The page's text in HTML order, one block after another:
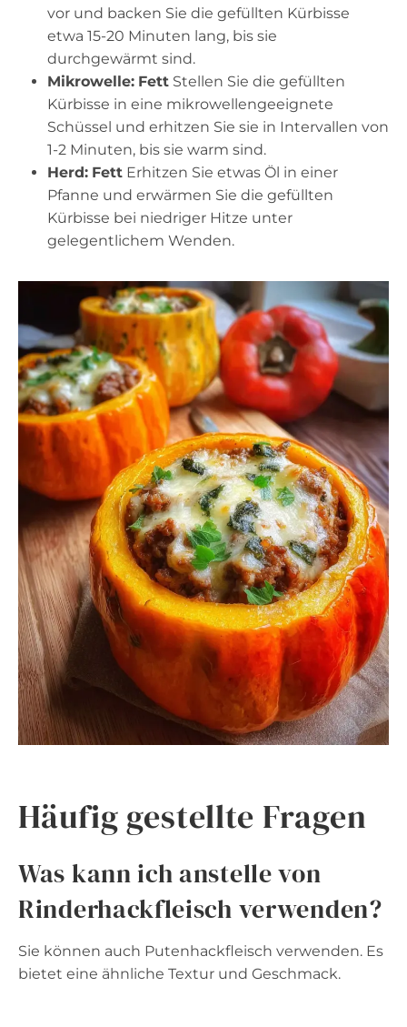
vor und backen Sie die gefüllten Kürbisse
etwa 15-20 Minuten lang, bis sie
durchgewärmt sind.
Mikrowelle: Fett Stellen Sie die gefüllten
Kürbisse in eine mikrowellengeeignete
Schüssel und erhitzen Sie sie in Intervallen von
1-2 Minuten, bis sie warm sind.
Herd: Fett Erhitzen Sie etwas Öl in einer
Pfanne und erwärmen Sie die gefüllten
Kürbisse bei niedriger Hitze unter
gelegentlichem Wenden.
Häufig gestellte Fragen
Was kann ich anstelle von
Rinderhackfleisch verwenden?
Sie können auch Putenhackfleisch verwenden. Es
bietet eine ähnliche Textur und Geschmack.